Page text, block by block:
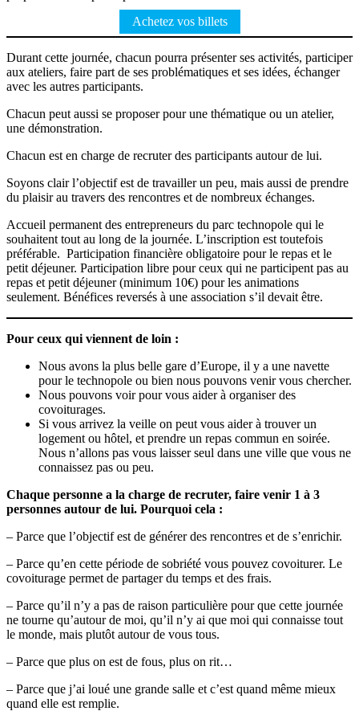
Achetez vos billets
Durant cette journée, chacun pourra présenter ses activités, participer
aux ateliers, faire part de ses problématiques et ses idées, échanger
avec les autres participants.
Chacun peut aussi se proposer pour une thématique ou un atelier,
une démonstration.
Chacun est en charge de recruter des participants autour de lui.
Soyons clair l’objectif est de travailler un peu, mais aussi de prendre
du plaisir au travers des rencontres et de nombreux échanges.
Accueil permanent des entrepreneurs du parc technopole qui le
souhaitent tout au long de la journée. L’inscription est toutefois
préférable. Participation financière obligatoire pour le repas et le
petit déjeuner. Participation libre pour ceux qui ne participent pas au
repas et petit déjeuner (minimum 10€) pour les animations
seulement. Bénéfices reversés à une association s’il devait être.
Pour ceux qui viennent de loin :
Nous avons la plus belle gare d’Europe, il y a une navette
pour le technopole ou bien nous pouvons venir vous chercher.
Nous pouvons voir pour vous aider à organiser des
covoiturages.
Si vous arrivez la veille on peut vous aider à trouver un
logement ou hôtel, et prendre un repas commun en soirée.
Nous n’allons pas vous laisser seul dans une ville que vous ne
connaissez pas ou peu.
Chaque personne a la charge de recruter, faire venir 1 à 3
personnes autour de lui. Pourquoi cela :
– Parce que l’objectif est de générer des rencontres et de s’enrichir.
– Parce qu’en cette période de sobriété vous pouvez covoiturer. Le
covoiturage permet de partager du temps et des frais.
– Parce qu’il n’y a pas de raison particulière pour que cette journée
ne tourne qu’autour de moi, qu’il n’y ai que moi qui connaisse tout
le monde, mais plutôt autour de vous tous.
– Parce que plus on est de fous, plus on rit…
– Parce que j’ai loué une grande salle et c’est quand même mieux
quand elle est remplie.